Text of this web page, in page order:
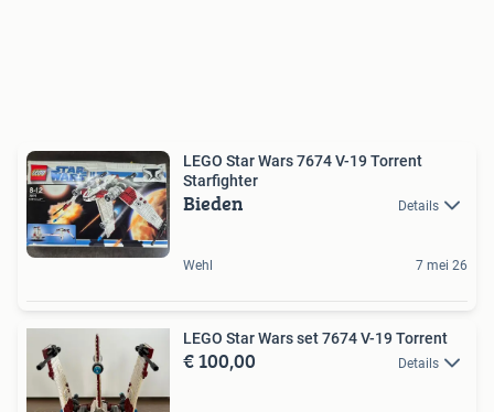
LEGO Star Wars 7674 V-19 Torrent
Starfighter
Bieden Details
Wehl 7 mei 26
LEGO Star Wars set 7674 V-19 Torrent
€ 100,00 Details